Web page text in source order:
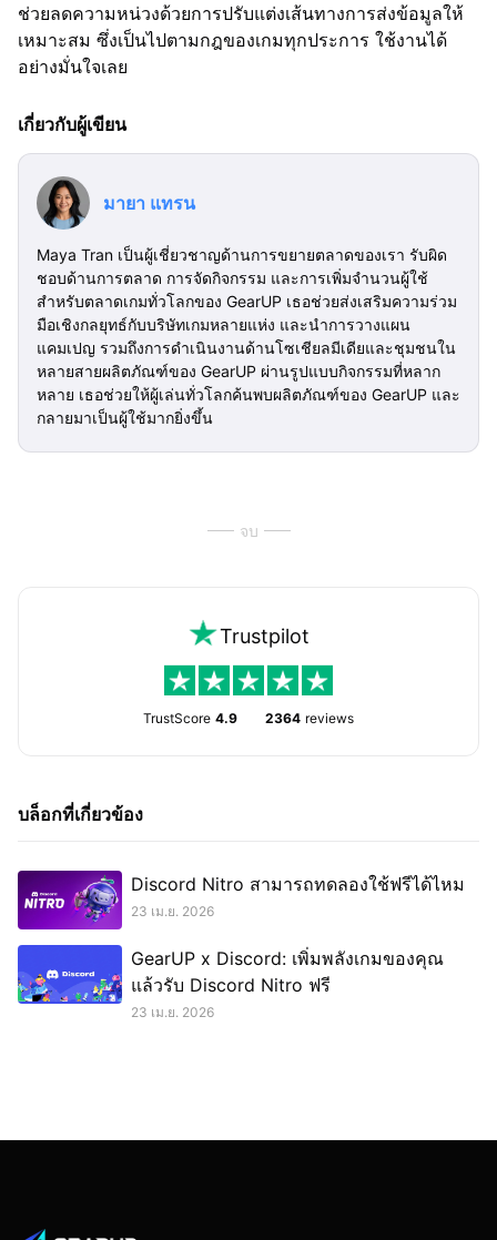
ช่วยลดความหน่วงด้วยการปรับแต่งเส้นทางการส่งข้อมูลให้
เหมาะสม ซึ่งเป็นไปตามกฎของเกมทุกประการ ใช้งานได้
อย่างมั่นใจเลย
เกี่ยวกับผู้เขียน
มายา แทรน
Maya Tran เป็นผู้เชี่ยวชาญด้านการขยายตลาดของเรา รับผิด
ชอบด้านการตลาด การจัดกิจกรรม และการเพิ่มจำนวนผู้ใช้
สำหรับตลาดเกมทั่วโลกของ GearUP เธอช่วยส่งเสริมความร่วม
มือเชิงกลยุทธ์กับบริษัทเกมหลายแห่ง และนำการวางแผน
แคมเปญ รวมถึงการดำเนินงานด้านโซเชียลมีเดียและชุมชนใน
หลายสายผลิตภัณฑ์ของ GearUP ผ่านรูปแบบกิจกรรมที่หลาก
หลาย เธอช่วยให้ผู้เล่นทั่วโลกค้นพบผลิตภัณฑ์ของ GearUP และ
กลายมาเป็นผู้ใช้มากยิ่งขึ้น
จบ
Trustpilot
TrustScore 4.9 2364 reviews
บล็อกที่เกี่ยวข้อง
Discord Nitro สามารถทดลองใช้ฟรีได้ไหม
23 เม.ย. 2026
GearUP x Discord: เพิ่มพลังเกมของคุณ
แล้วรับ Discord Nitro ฟรี
23 เม.ย. 2026